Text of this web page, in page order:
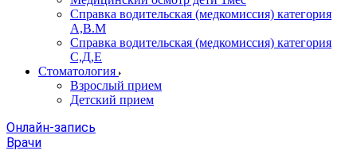
Справка водительская (медкомиссия) категория
А,В.М
Справка водительская (медкомиссия) категория
С,Д,Е
Стоматология
Взрослый прием
Детский прием
Онлайн-запись
Врачи